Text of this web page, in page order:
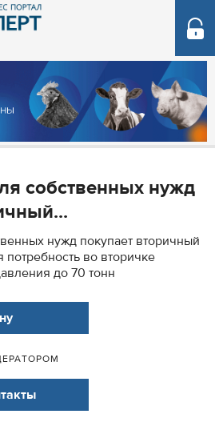
собственных нужд
нужд покупает вторичный
во вторичке
до 70 тонн